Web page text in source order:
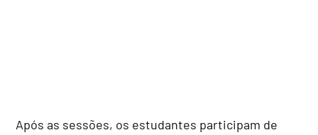
Após as sessões, os estudantes participam de